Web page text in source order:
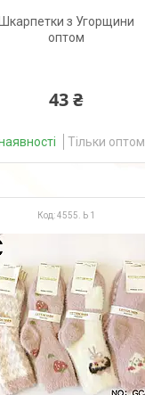
з Угорщини
оптом
43 ₴
Тільки оптом
4555. Ь 1